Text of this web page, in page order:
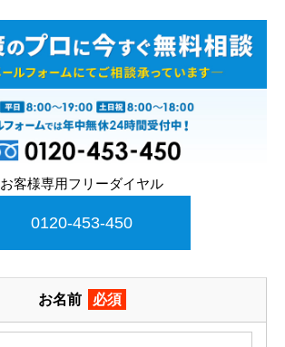
お客様専用フリーダイヤル
0120-453-450
お名前 必須